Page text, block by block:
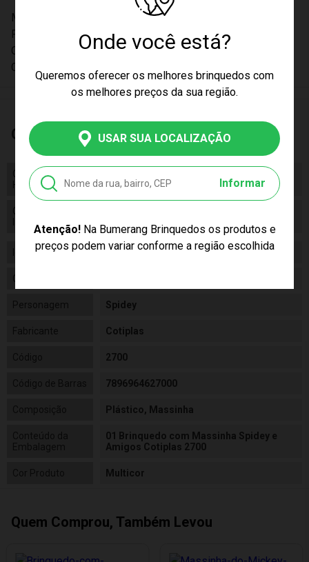
Onde você está?
Queremos oferecer os melhores brinquedos com
os melhores preços da sua região.
USAR SUA LOCALIZAÇÃO
Informar
Atenção!Na Bumerang Brinquedos os produtos e
preços podem variar conforme a região escolhida
Marca: Cotiplás
Faixa Etária acima de 3 anos
Composição: plástico e massinha
Código De Barras: 7896964627000
Características
Código de
Homologação Anatel
Código de Homologação Anatel
Certificado/ Selo
Idade 03+
Gênero
Personagem Spidey
Fabricante Cotiplas
2700
7896964627000
Plástico, Massinha
01 Brinquedo com Massinha Spidey e
Amigos Cotiplas 2700
Multicor
Quem Comprou, Também Levou